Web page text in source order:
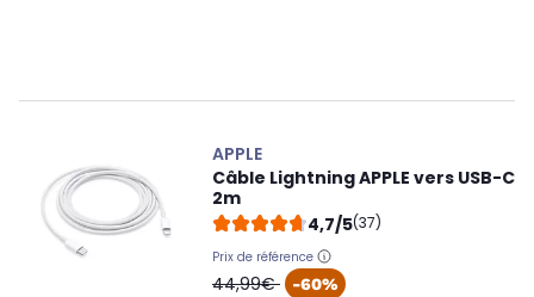
APPLE
Câble Lightning APPLE vers USB-C
2m
4,7/5(37)
Prix de référence
oldPrice
44,99€ -60%